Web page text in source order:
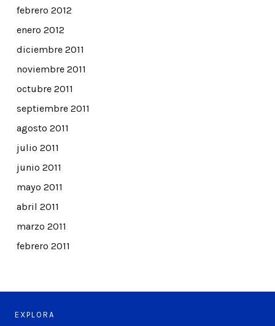
febrero 2012
enero 2012
diciembre 2011
noviembre 2011
octubre 2011
septiembre 2011
agosto 2011
julio 2011
junio 2011
mayo 2011
abril 2011
marzo 2011
febrero 2011
EXPLORA